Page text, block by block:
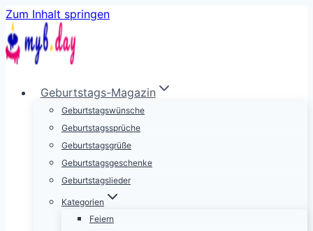
Zum Inhalt springen
Geburtstags-Magazin
Geburtstagswünsche
Geburtstagssprüche
Geburtstagsgrüße
Geburtstagsgeschenke
Geburtstagslieder
Kategorien
Feiern